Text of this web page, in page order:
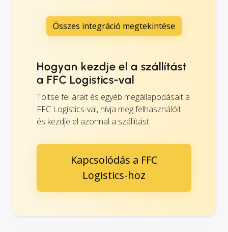
Összes integráció megtekintése
Hogyan kezdje el a szállítást
a FFC Logistics-val
Töltse fel árait és egyéb megállapodásait a
FFC Logistics-val, hívja meg felhasználóit
és kezdje el azonnal a szállítást.
Kapcsolódás a FFC
Logistics-hoz